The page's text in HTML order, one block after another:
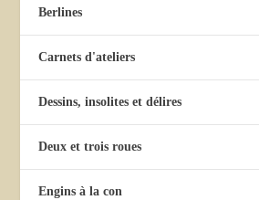
Berlines
Carnets d'ateliers
Dessins, insolites et délires
Deux et trois roues
Engins à la con